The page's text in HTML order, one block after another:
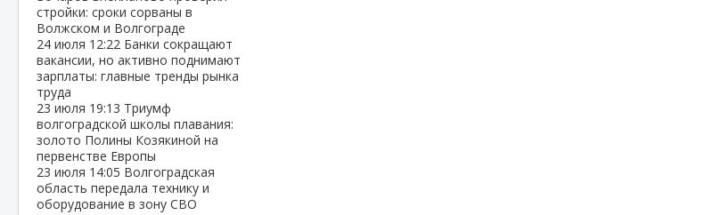
стройки: сроки сорваны в
Волжском и Волгограде
24 июля 12:22 Банки сокращают
вакансии, но активно поднимают
зарплаты: главные тренды рынка
труда
23 июля 19:13 Триумф
волгоградской школы плавания:
золото Полины Козякиной на
первенстве Европы
23 июля 14:05 Волгоградская
область передала технику и
оборудование в зону СВО